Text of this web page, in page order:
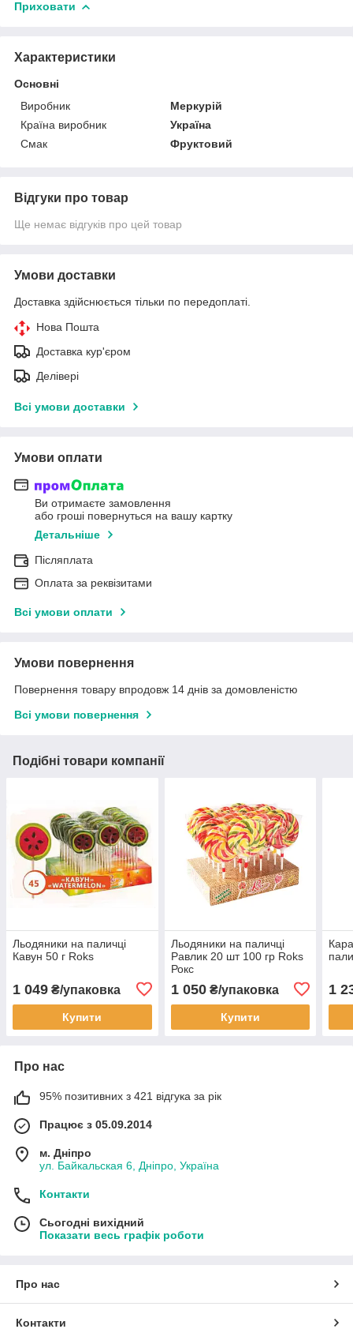
Приховати
Характеристики
Основні
Виробник
Меркурій
Країна виробник
Україна
Смак
Фруктовий
Відгуки про товар
Ще немає відгуків про цей товар
Умови доставки
Доставка здійснюється тільки по передоплаті.
Нова Пошта
Доставка кур'єром
Делівері
Всі умови доставки
Умови оплати
Ви отримаєте замовлення
або гроші повернуться на вашу картку
Детальніше
Післяплата
Оплата за реквізитами
Всі умови оплати
Умови повернення
Повернення товару впродовж 14 днів за домовленістю
Всі умови повернення
Подібні товари компанії
Льодяники на паличці
Кавун 50 г Roks
1 049 ₴/упаковка
Купити
Льодяники на паличці
Равлик 20 шт 100 гр Roks
Рокс
1 050₴/упаковка
Купити
1
Про нас
95% позитивних з 421 відгука за рік
Працює з 05.09.2014
м. Дніпро
ул. Байкальская 6, Дніпро, Україна
Контакти
Сьогодні вихідний
Показати весь графік роботи
Про нас
Контакти